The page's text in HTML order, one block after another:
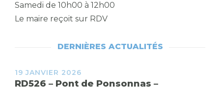
Samedi de 10h00 à 12h00
Le maire reçoit sur RDV
DERNIÈRES ACTUALITÉS
19 JANVIER 2026
RD526 – Pont de Ponsonnas –